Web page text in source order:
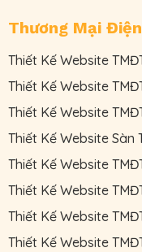
Thương Mại
Thiết Kế Website
Thiết Kế Website
Thiết Kế Website
Thiết Kế Website Sàn
Thiết Kế Website
Thiết Kế Website
Thiết Kế Website
Thiết Kế Website